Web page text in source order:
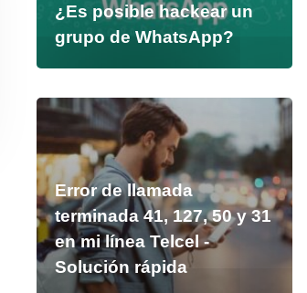
¿Es posible hackear un
grupo de WhatsApp?
Error de llamada
terminada 41, 127, 50 y 31
en mi línea Telcel -
Solución rápida